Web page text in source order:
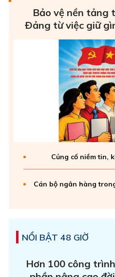
Bảo vệ nền tảng
Ðảng từ việc giữ
Củng cố niềm tin,
Cán bộ ngân hàng
NỔI BẬT 48 GIỜ
Hơn 100 công